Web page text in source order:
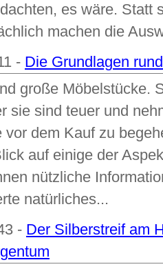
es wäre. Statt
machen die
- Die Grundlagen
große Möbelstücke.
sie sind teuer und
dem Kauf zu
auf einige der
nützliche
natürliches...
- Der Silberstreif am